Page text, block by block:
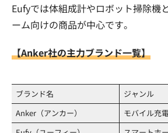
Eufyでは体組成計やロボット掃除機
ーム向けの商品が中心です。
【Anker社の主力ブランド一覧】
ブランド名 ジャンル
Anker（アンカー）
モバイル充